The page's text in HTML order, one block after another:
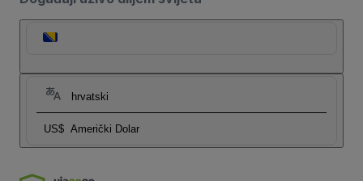
hrvatski
US$ Američki Dolar